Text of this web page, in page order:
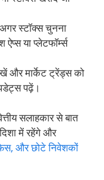
स्टॉक्स चुनना
या प्लेटफॉर्म्स
और मार्केट ट्रेंड्स को
पढ़ें।
सलाहकार से बात
में रहेंगे और
और छोटे निवेशकों